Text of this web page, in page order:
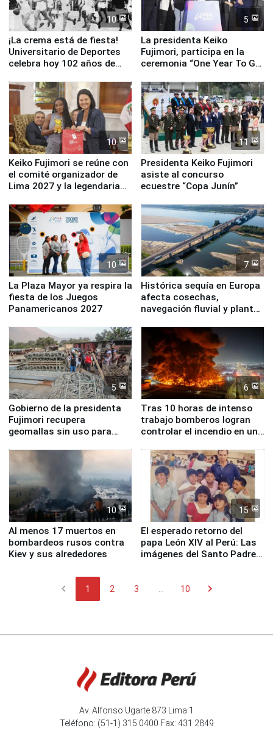
10
¡La crema está de fiesta!
Universitario de Deportes
celebra hoy 102 años de
5
La presidenta Keiko
Fujimori, participa en la
ceremonia “One Year To Go
10
Keiko Fujimori se reúne con
el comité organizador de
Lima 2027 y la legendaria
11
Presidenta Keiko Fujimori
asiste al concurso
ecuestre “Copa Junín”
10
La Plaza Mayor ya respira la
fiesta de los Juegos
Panamericanos 2027
7
Histórica sequía en Europa
afecta cosechas,
navegación fluvial y plantas
5
Gobierno de la presidenta
Fujimori recupera
geomallas sin uso para
Fenómeno El Niño
6
Tras 10 horas de intenso
trabajo bomberos logran
controlar el incendio en una
de Chile
10
Al menos 17 muertos en
bombardeos rusos contra
Kiev y sus alrededores
15
El esperado retorno del
papa León XIV al Perú: Las
imágenes del Santo Padre
chevron_left 1 2 3 10 chevron_right
Av. Alfonso Ugarte 873 Lima 1
Teléfono: (51-1) 315 0400 Fax: 431 2849